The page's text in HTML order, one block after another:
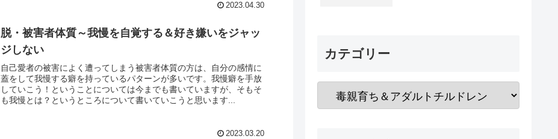
2023.04.30
脱・被害者体質～我慢を自覚する＆好き嫌いをジャッ
ジしない
自己愛者の被害によく遭ってしまう被害者体質の方は、自分の感情に
蓋をして我慢する癖を持っているパターンが多いです。我慢癖を手放
していこう！ということについては今までも書いていますが、そもそ
も我慢とは？というところについて書いていこうと思います...
2023.03.20
カテゴリー